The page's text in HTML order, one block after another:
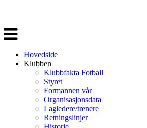
Veksle
navigasjon
Hovedside
Klubben
Klubbfakta Fotball
Styret
Formannen vår
Organisasjonsdata
Lagledere/trenere
Retningslinjer
Historie